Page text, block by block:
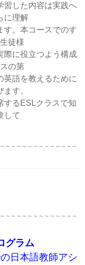
習した内容は実践へ
に理解
す。本コースでのす
徒様
際に役立つよう構成
の第
英語を教えるために
す。
するESLクラスで知
して
～～～～～～～～～～～～～
～～～～～～～～～～～～～
グラム
日本語教師アシ